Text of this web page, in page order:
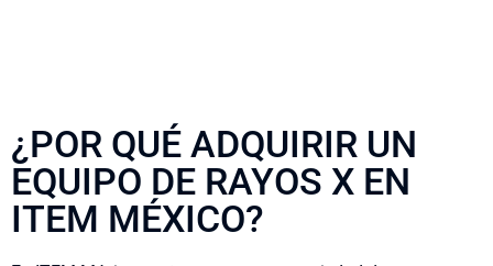
¿POR QUÉ ADQUIRIR UN
EQUIPO DE RAYOS X EN
ITEM MÉXICO?